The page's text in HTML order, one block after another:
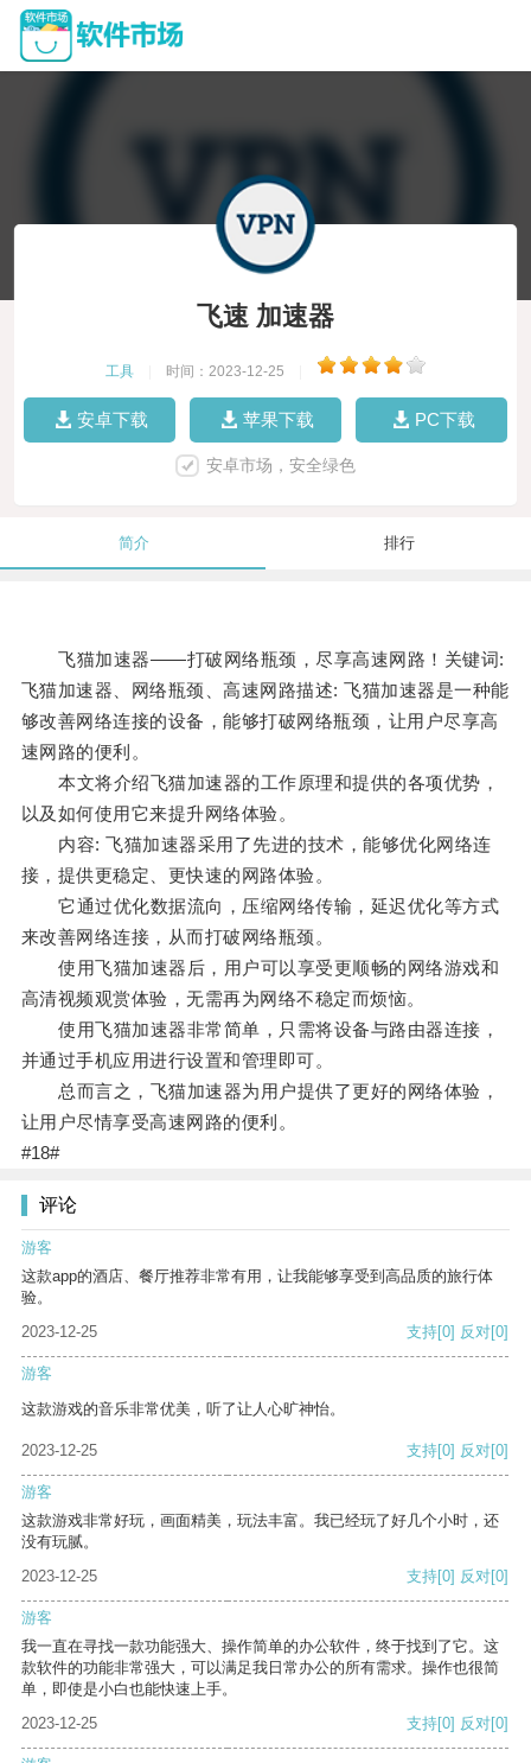
飞速 加速器
工具 时间：2023-12-25
安卓下载 苹果下载 PC下载
安卓市场，安全绿色
简介 排行
飞猫加速器——打破网络瓶颈，尽享高速网路！关键词:
飞猫加速器、网络瓶颈、高速网路描述: 飞猫加速器是一种能
够改善网络连接的设备，能够打破网络瓶颈，让用户尽享高
速网路的便利。
本文将介绍飞猫加速器的工作原理和提供的各项优势，
以及如何使用它来提升网络体验。
内容: 飞猫加速器采用了先进的技术，能够优化网络连
接，提供更稳定、更快速的网路体验。
它通过优化数据流向，压缩网络传输，延迟优化等方式
来改善网络连接，从而打破网络瓶颈。
使用飞猫加速器后，用户可以享受更顺畅的网络游戏和
高清视频观赏体验，无需再为网络不稳定而烦恼。
使用飞猫加速器非常简单，只需将设备与路由器连接，
并通过手机应用进行设置和管理即可。
总而言之，飞猫加速器为用户提供了更好的网络体验，
让用户尽情享受高速网路的便利。
#18#
评论
游客
这款app的酒店、餐厅推荐非常有用，让我能够享受到高品质的旅行体
验。
2023-12-25
支持[0] 反对[0]
游客
这款游戏的音乐非常优美，听了让人心旷神怡。
2023-12-25 支持[0] 反对[0]
游客
这款游戏非常好玩，画面精美，玩法丰富。我已经玩了好几个小时，还
没有玩腻。
2023-12-25
支持[0] 反对[0]
游客
我一直在寻找一款功能强大、操作简单的办公软件，终于找到了它。这
款软件的功能非常强大，可以满足我日常办公的所有需求。操作也很简
单，即使是小白也能快速上手。
2023-12-25
支持[0] 反对[0]